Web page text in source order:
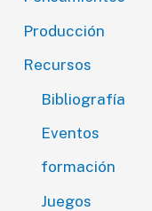
Producción
Recursos
Bibliografía
Eventos
formación
Juegos